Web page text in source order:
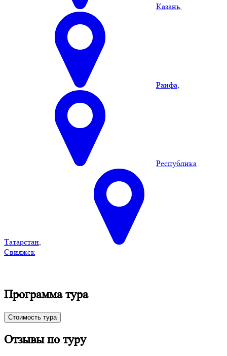
Казань,
Раифа,
Республика
Татарстан,
Свияжск
Программа тура
Стоимость тура
Отзывы по туру